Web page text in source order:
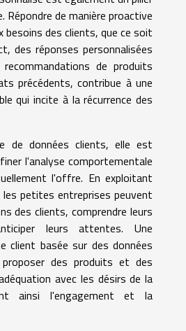
Répondre de manière proactive
besoins des clients, que ce soit
des réponses personnalisées
de produits
précédents, contribue à une
qui incite à la récurrence des
de données clients, elle est
l'analyse comportementale
l'offre. En exploitant
petites entreprises peuvent
des clients, comprendre leurs
leurs attentes. Une
client basée sur des données
des produits et des
avec les désirs de la
ainsi l'engagement et la